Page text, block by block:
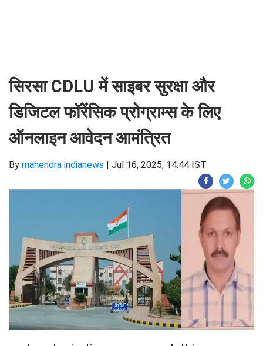
सिरसा CDLU में साइबर सुरक्षा और
डिजिटल फॉरेंसिक प्रोग्राम्स के लिए
ऑनलाइन आवेदन आमंत्रित
By mahendra indianews | Jul 16, 2025, 14:44 IST